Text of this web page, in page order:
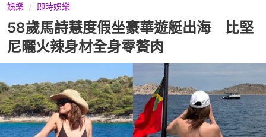
娛樂 即時娛樂
58歲馬詩慧度假坐豪華遊艇出海 比堅
尼曬火辣身材全身零贅肉